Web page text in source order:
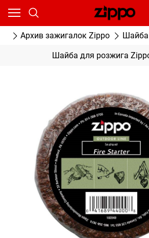
Архив зажигалок Zippo Шайба
Шайба для розжига
Ваш город - Москва,
От выбранного города зависят сроки